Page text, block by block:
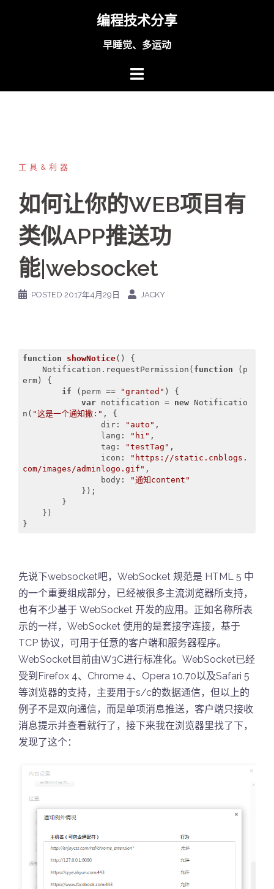
编程技术分享
早睡觉、多运动
工具&利器
如何让你的WEB项目有
类似APP推送功
能|websocket
POSTED 2017年4月29日 JACKY
function showNotice( ) {
    Notification.requestPermission(
function ( p
erm) {
if (perm == "granted" ) {
var notification = new Notificatio
n( "这是一个通知撒:" , {
                dir:
"auto" ,
                lang:
"hi" ,
                tag:
"testTag" ,
                icon:
"https://static.cnblogs.
com/images/adminlogo.gif" ,
                body:
"通知content"
}
先说下websocket吧，WebSocket 规范是 HTML 5 中
的一个重要组成部分，已经被很多主流浏览器所支持，
也有不少基于 WebSocket 开发的应用。正如名称所表
示的一样，WebSocket 使用的是套接字连接，基于
TCP 协议，可用于任意的客户端和服务器程序。
WebSocket目前由W3C进行标准化。WebSocket已经
受到Firefox 4、Chrome 4、Opera 10.70以及Safari 5
等浏览器的支持，主要用于s/c的数据通信，但以上的
例子不是双向通信，而是单项消息推送，客户端只接收
消息提示并查看就行了，接下来我在浏览器里找了下，
发现了这个：